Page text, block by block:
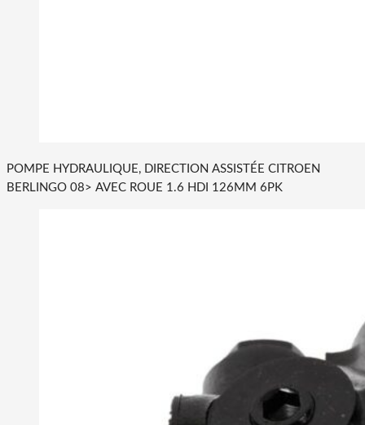
POMPE HYDRAULIQUE, DIRECTION ASSISTÉE CITROEN
BERLINGO 08> AVEC ROUE 1.6 HDI 126MM 6PK